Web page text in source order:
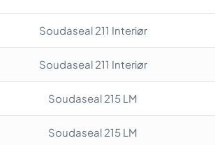
Soudaseal 211 Interiør
Soudaseal 211 Interiør
Soudaseal 215 LM
Soudaseal 215 LM